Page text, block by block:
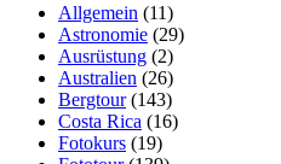
Allgemein (11)
Astronomie (29)
Ausrüstung (2)
Australien (26)
Bergtour(143)
Costa Rica (16)
Fotokurs (19)